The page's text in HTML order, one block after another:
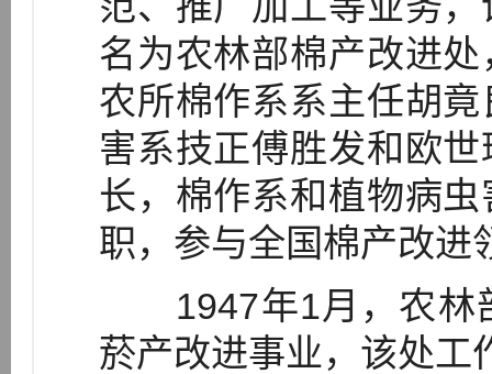
名为农林部棉产改进
农所棉作系系主任胡
害系技正傅胜发和欧
长，棉作系和植物病
职，参与全国棉产改进
1947年1月，农林
菸产改进事业，该处工